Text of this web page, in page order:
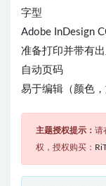
字型
Adobe InDesign
准备打印并带有出
自动页码
易于编辑（颜色
主题授权提示： 请
权，授权购买：